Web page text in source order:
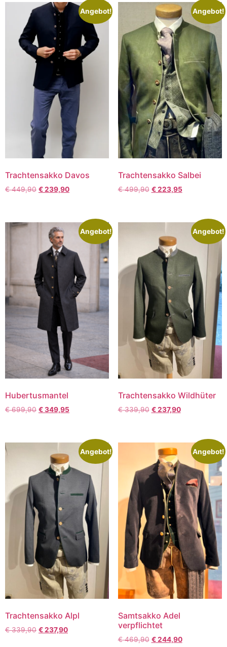
Angebot!
Trachtensakko Davos
€449,90 €239,90
Angebot!
Trachtensakko Salbei
€499,90 €223,95
Angebot!
Hubertusmantel
€699,90 €349,95
Angebot!
Trachtensakko Wildhüter
€339,90 €237,90
Angebot!
Trachtensakko Alpl
€339,90 €237,90
Angebot!
Samtsakko Adel
verpflichtet
€469,90 €244,90